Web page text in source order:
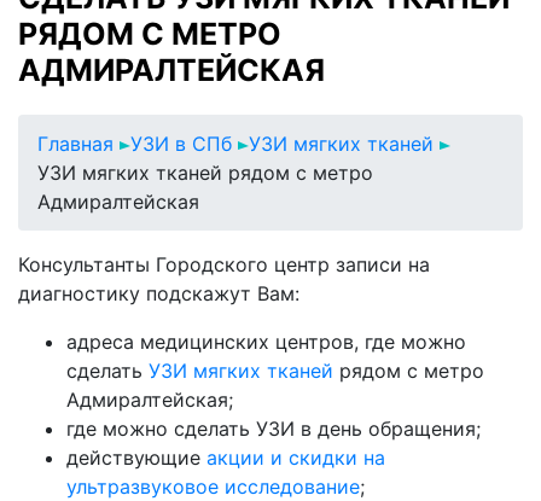
РЯДОМ С МЕТРО
АДМИРАЛТЕЙСКАЯ
Главная УЗИ в СПб
УЗИ мягких тканей
УЗИ мягких тканей рядом с метро
Адмиралтейская
Консультанты Городского центр записи на
диагностику подскажут Вам:
адреса медицинских центров, где можно
сделать УЗИ мягких тканей рядом с метро
Адмиралтейская;
где можно сделать УЗИ в день обращения;
действующие акции и скидки на
ультразвуковое исследование;